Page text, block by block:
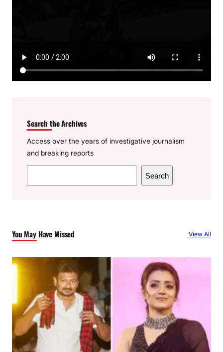
Search the Archives
Access over the years of investigative journalism
and breaking reports
e
h
Search
You May Have Missed View All